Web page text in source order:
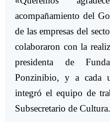
acompañamiento del
de las empresas del
colaboraron con la
presidenta de
Ponzinibio, y a cada
integró el equipo de
Subsecretario de Cultura.